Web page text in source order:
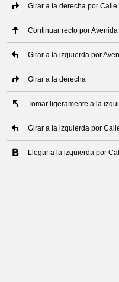
Girar a la derecha por Calle
Continuar recto por
Girar a la izquierda por
Girar a la derecha
Tomar ligeramente a la
Girar a la izquierda por
Llegar a la izquierda por